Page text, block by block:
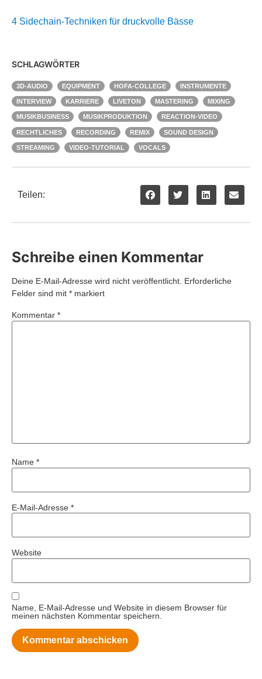
4 Sidechain-Techniken für druckvolle Bässe
SCHLAGWÖRTER
3D-AUDIO EQUIPMENT HOFA-COLLEGE INSTRUMENTE
INTERVIEW KARRIERE LIVETON MASTERING MIXING
MUSIKBUSINESS MUSIKPRODUKTION REACTION-VIDEO
RECHTLICHES RECORDING REMIX SOUND DESIGN
STREAMING VIDEO-TUTORIAL VOCALS
Teilen:
Schreibe einen Kommentar
Deine E-Mail-Adresse wird nicht veröffentlicht. Erforderliche
Felder sind mit * markiert
Kommentar *
Name *
E-Mail-Adresse *
Website
Name, E-Mail-Adresse und Website in diesem Browser für
meinen nächsten Kommentar speichern.